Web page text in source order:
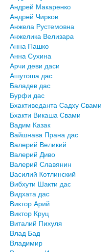
Андрей Макаренко
Андрей Чирков
Анжела Рустемовна
Анжелика Велизара
Анна Пашко
Анна Сухина
Арчи деви даси
Ашутоша дас
Баладев дас
Бурфи дас
Бхактиведанта Садху Свами
Бхакти Викаша Свами
Вадим Казак
Вайшнава Прана дас
Валерий Великий
Валерий Диво
Валерий Славянин
Василий Котлинский
Вибхути Шакти дас
Видхата дас
Виктор Арий
Виктор Круц
Виталий Пихуля
Влад Бад
Владимир